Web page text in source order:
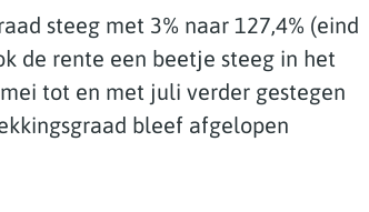
steeg met 3% naar 127,4% (eind
de rente een beetje steeg in het
tot en met juli verder gestegen
bleef afgelopen